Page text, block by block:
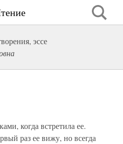
эссе
когда встретила ее.
раз ее вижу, но всегда